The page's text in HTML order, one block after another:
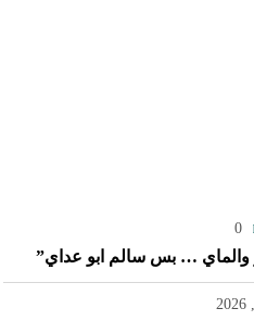
0
والماي … بس سالم ابو عداي”